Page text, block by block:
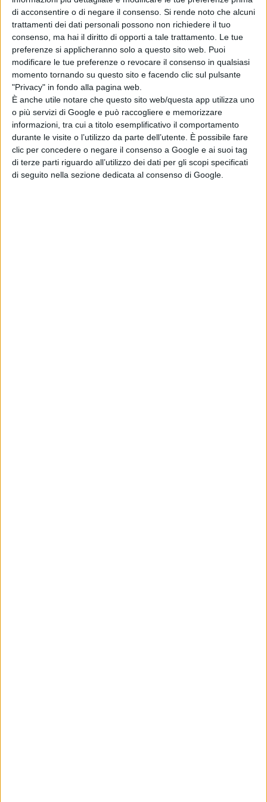
di acconsentire o di negare il consenso. Si rende noto che alcuni
trattamenti dei dati personali possono non richiedere il tuo
consenso, ma hai il diritto di opporti a tale trattamento. Le tue
preferenze si applicheranno solo a questo sito web. Puoi
modificare le tue preferenze o revocare il consenso in qualsiasi
momento tornando su questo sito e facendo clic sul pulsante
"Privacy" in fondo alla pagina web.
È anche utile notare che questo sito web/questa app utilizza uno
o più servizi di Google e può raccogliere e memorizzare
informazioni, tra cui a titolo esemplificativo il comportamento
durante le visite o l’utilizzo da parte dell’utente. È possibile fare
clic per concedere o negare il consenso a Google e ai suoi tag
di terze parti riguardo all’utilizzo dei dati per gli scopi specificati
di seguito nella sezione dedicata al consenso di Google.